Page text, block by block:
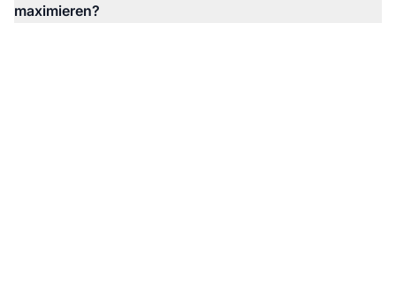
maximieren?